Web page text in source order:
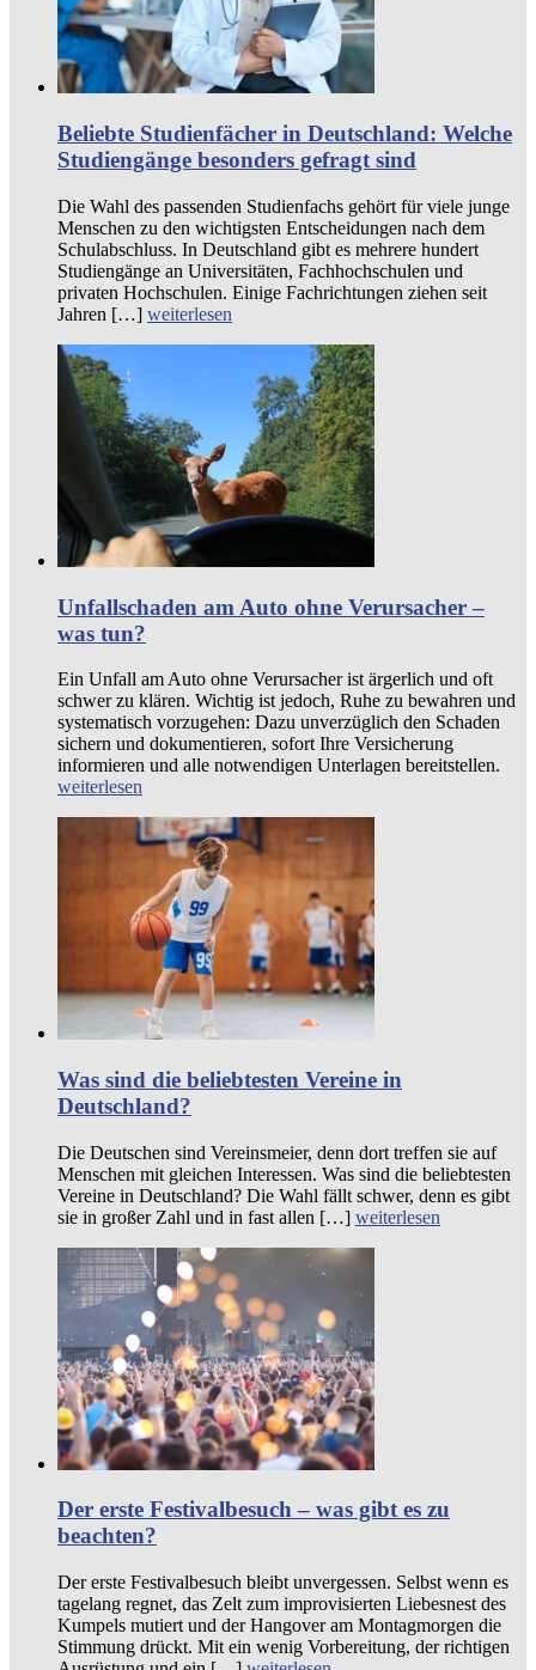
Beliebte Studienfächer in Deutschland: Welche
Studiengänge besonders gefragt sind
Die Wahl des passenden Studienfachs gehört für viele junge
Menschen zu den wichtigsten Entscheidungen nach dem
Schulabschluss. In Deutschland gibt es mehrere hundert
Studiengänge an Universitäten, Fachhochschulen und
privaten Hochschulen. Einige Fachrichtungen ziehen seit
Jahren […] weiterlesen
Unfallschaden am Auto ohne Verursacher –
was tun?
Ein Unfall am Auto ohne Verursacher ist ärgerlich und oft
schwer zu klären. Wichtig ist jedoch, Ruhe zu bewahren und
systematisch vorzugehen: Dazu unverzüglich den Schaden
sichern und dokumentieren, sofort Ihre Versicherung
informieren und alle notwendigen Unterlagen bereitstellen.
weiterlesen
Was sind die beliebtesten Vereine in
Deutschland?
Die Deutschen sind Vereinsmeier, denn dort treffen sie auf
Menschen mit gleichen Interessen. Was sind die beliebtesten
Vereine in Deutschland? Die Wahl fällt schwer, denn es gibt
sie in großer Zahl und in fast allen […] weiterlesen
Der erste Festivalbesuch – was gibt es zu
beachten?
Der erste Festivalbesuch bleibt unvergessen. Selbst wenn es
tagelang regnet, das Zelt zum improvisierten Liebesnest des
Kumpels mutiert und der Hangover am Montagmorgen die
Stimmung drückt. Mit ein wenig Vorbereitung, der richtigen